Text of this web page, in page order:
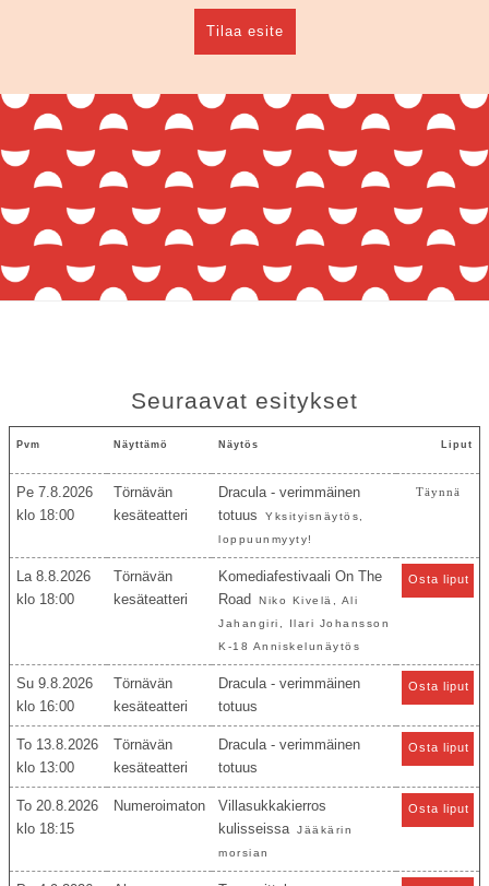
Tilaa esite
Seuraavat esitykset
Pvm Näyttämö Näytös Liput
Pe 7.8.2026
18:00
Törnävän
kesäteatteri
Dracula - verimmäinen
totuus
Yksityisnäytös,
loppuunmyyty!
Täynnä
La 8.8.2026
18:00
Törnävän
kesäteatteri
Komediafestivaali On The
Road
Niko Kivelä, Ali
Jahangiri, Ilari Johansson
K-18 Anniskelunäytös
Osta liput
Su 9.8.2026
16:00
Törnävän
kesäteatteri
Dracula - verimmäinen
totuus
Osta liput
To 13.8.2026
13:00
Törnävän
kesäteatteri
Dracula - verimmäinen
totuus
Osta liput
To 20.8.2026
18:15
Numeroimaton
Villasukkakierros
kulisseissa
Jääkärin
morsian
Osta liput